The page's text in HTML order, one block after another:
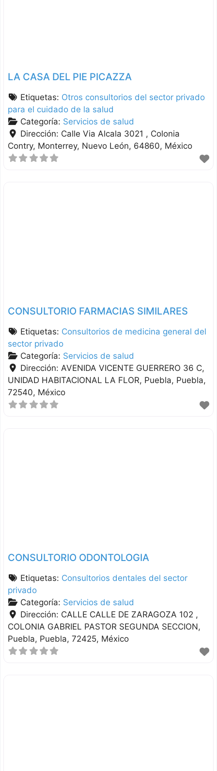
LA CASA DEL PIE PICAZZA
Etiquetas: Otros consultorios del sector privado
para el cuidado de la salud
Categoría: Servicios de salud
Dirección: Calle Via Alcala 3021 , Colonia
Contry Monterrey Nuevo León 64860 México
CONSULTORIO FARMACIAS SIMILARES
Etiquetas: Consultorios de medicina general del
sector privado
Categoría: Servicios de salud
Dirección: AVENIDA VICENTE GUERRERO 36 C,
UNIDAD HABITACIONAL LA FLOR Puebla Puebla
72540 México
CONSULTORIO ODONTOLOGIA
Etiquetas: Consultorios dentales del sector
privado
Categoría: Servicios de salud
Dirección: CALLE CALLE DE ZARAGOZA 102 ,
COLONIA GABRIEL PASTOR SEGUNDA SECCION
Puebla Puebla 72425 México